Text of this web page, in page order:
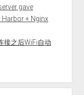
gave
+ Nginx
接之后WiFi自动